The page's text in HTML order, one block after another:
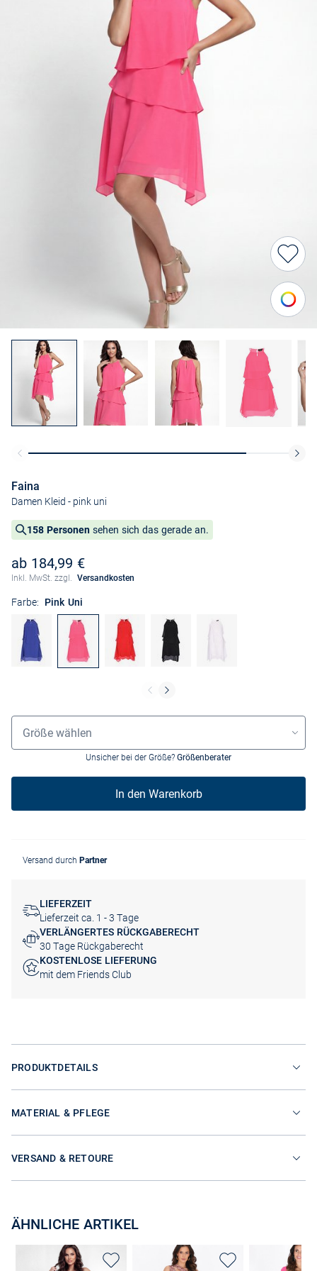
Faina
Damen Kleid - pink uni
158 Personen sehen sich das gerade an.
ab 184,99 €
Inkl. MwSt. zzgl. Versandkosten
Farbe: Pink Uni
Größenauswahl
Größe wählen
Unsicher bei der Größe? Größenberater
In den Warenkorb
Versand durch Partner
LIEFERZEIT
Lieferzeit ca. 1 - 3 Tage
VERLÄNGERTES RÜCKGABERECHT
30 Tage Rückgaberecht
KOSTENLOSE LIEFERUNG
mit dem Friends Club
PRODUKTDETAILS
MATERIAL & PFLEGE
VERSAND & RETOURE
ÄHNLICHE ARTIKEL